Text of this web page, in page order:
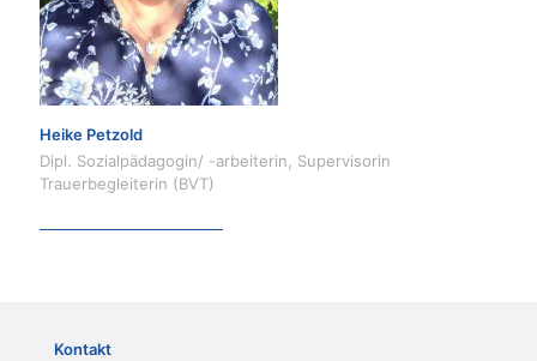
Heike Petzold
Dipl. Sozialpädagogin/ -arbeiterin, Supervisorin
Trauerbegleiterin (BVT)
Kontakt